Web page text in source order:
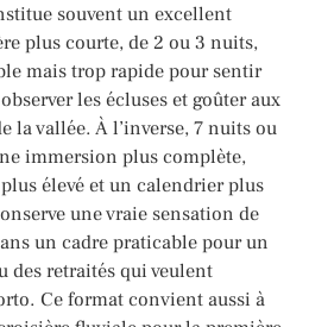
souvent un excellent
plus courte, de 2 ou 3 nuits,
mais trop rapide pour sentir
les écluses et goûter aux
la vallée. À l’inverse, 7 nuits ou
immersion plus complète,
élevé et un calendrier plus
une vraie sensation de
un cadre praticable pour un
des retraités qui veulent
Ce format convient aussi à